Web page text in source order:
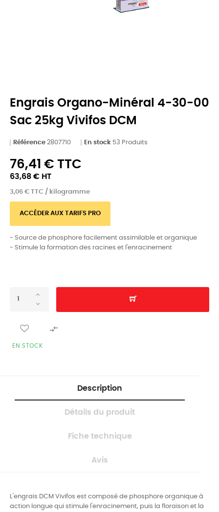
Engrais Organo-Minéral 4-30-00
Sac 25kg Vivifos DCM
Référence 2807710 En stock 53 Produits
76,41 € TTC
63,68 € HT
3,06 € TTC / kilogramme
ACCÉDER AUX TARIFS PRO
- Source de phosphore facilement assimilable et organique
- Stimule la formation des racines et l'enracinement

EN STOCK
Description
Détails du produit
Fiche technique
Avis
L'engrais DCM Vivifos est composé de phosphore organique à
action longue qui stimule l'enracinement, puis la floraison et la